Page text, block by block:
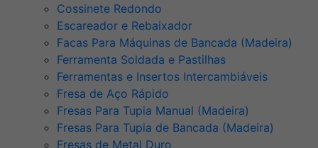
Cossinete Redondo
Escareador e Rebaixador
Facas Para Máquinas de Bancada (Madeira)
Ferramenta Soldada e Pastilhas
Ferramentas e Insertos Intercambiáveis
Fresa de Aço Rápido
Fresas Para Tupia Manual (Madeira)
Fresas Para Tupia de Bancada (Madeira)
Fresas de Metal Duro